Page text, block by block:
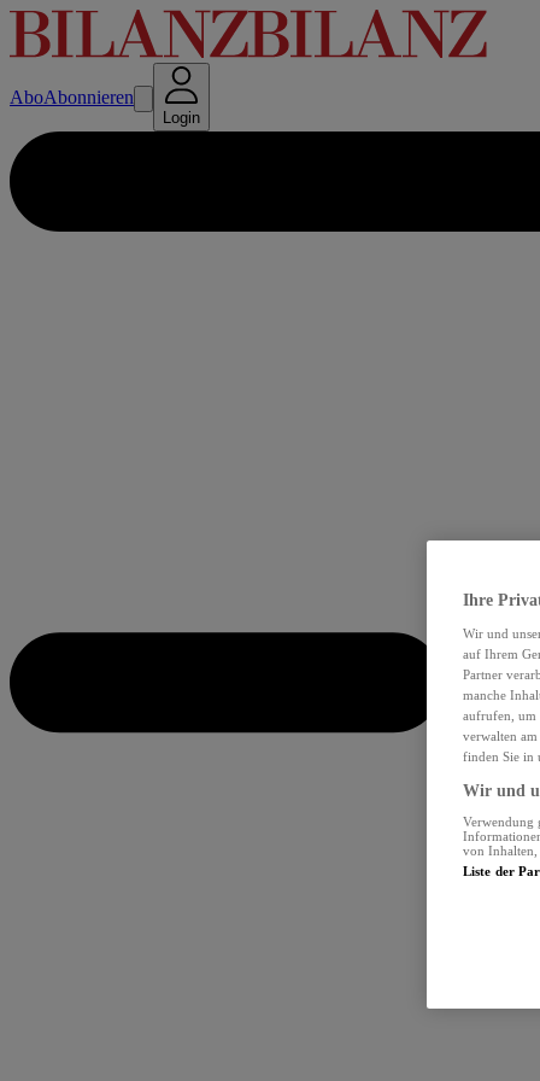
AboAbonnieren
Login
Ihre
Wir und
auf Ihrem
Partner
manche
aufrufen, um
verwalten
finden Sie in
Wir und
Verwendung
von Inhalten,
Liste der